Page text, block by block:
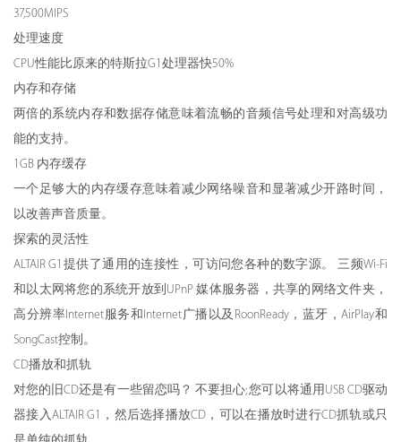
37,500MIPS
处理速度
CPU性能比原来的特斯拉G1处理器快50%
内存和存储
两倍的系统内存和数据存储意味着流畅的音频信号处理和对高级功
能的支持。
1GB 内存缓存
一个足够大的内存缓存意味着减少网络噪音和显著减少开路时间，
以改善声音质量。
探索的灵活性
ALTAIR G1提供了通用的连接性，可访问您各种的数字源。 三频Wi-Fi
和以太网将您的系统开放到UPnP 媒体服务器，共享的网络文件夹，
高分辨率Internet服务和Internet广播以及RoonReady，蓝牙，AirPlay和
SongCast控制。
CD播放和抓轨
对您的旧CD还是有一些留恋吗？ 不要担心; 您可以将通用USB CD驱动
器接入ALTAIR G1，然后选择播放CD，可以在播放时进行CD抓轨或只